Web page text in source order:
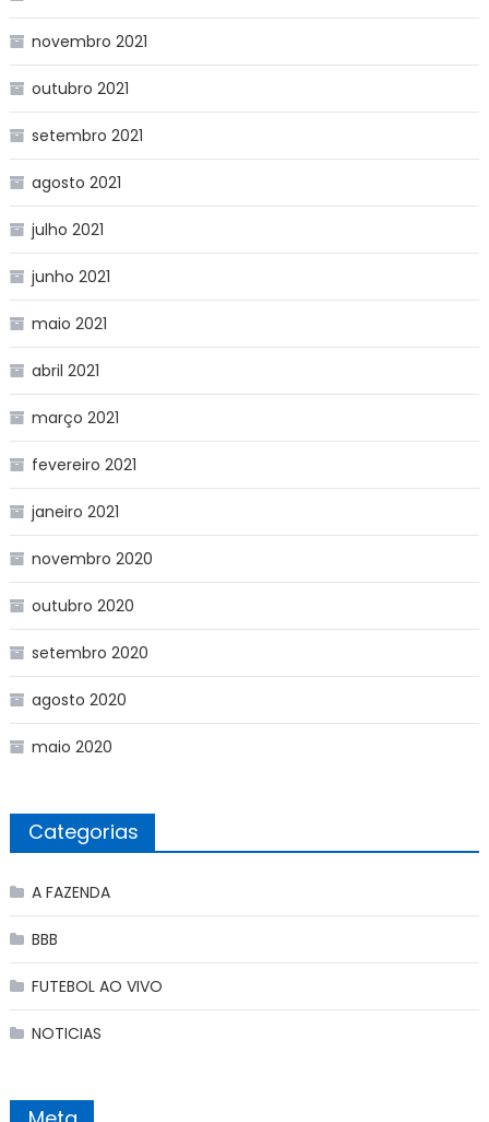
novembro 2021
outubro 2021
setembro 2021
agosto 2021
julho 2021
junho 2021
maio 2021
abril 2021
março 2021
fevereiro 2021
janeiro 2021
novembro 2020
outubro 2020
setembro 2020
agosto 2020
maio 2020
Categorias
A FAZENDA
BBB
FUTEBOL AO VIVO
NOTICIAS